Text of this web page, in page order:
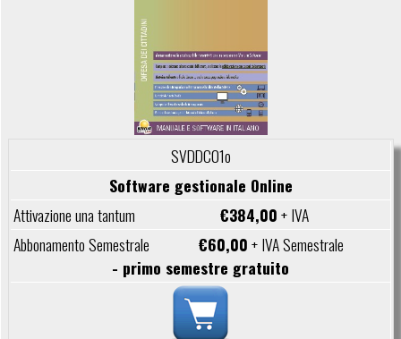
SVDDC01o
Software gestionale Online
€384,00+ IVA
€60,00+ IVA Semestrale
- primo semestre gratuito